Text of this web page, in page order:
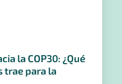
la COP30: ¿Qué
trae para la